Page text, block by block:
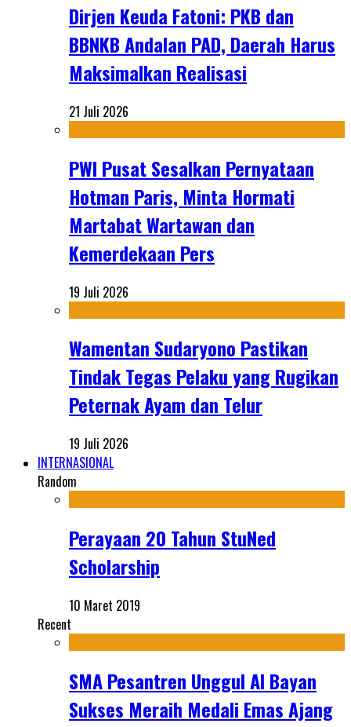
Dirjen Keuda Fatoni: PKB dan
BBNKB Andalan PAD, Daerah Harus
Maksimalkan Realisasi
21 Juli 2026
PWI Pusat Sesalkan Pernyataan
Hotman Paris, Minta Hormati
Martabat Wartawan dan
Kemerdekaan Pers
19 Juli 2026
Wamentan Sudaryono Pastikan
Tindak Tegas Pelaku yang Rugikan
Peternak Ayam dan Telur
19 Juli 2026
INTERNASIONAL
Random
Perayaan 20 Tahun StuNed
Scholarship
10 Maret 2019
Recent
SMA Pesantren Unggul Al Bayan
Sukses Meraih Medali Emas Ajang